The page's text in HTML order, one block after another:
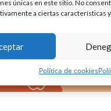
únicas en este sitio. No
a ciertas características
Política de cookies